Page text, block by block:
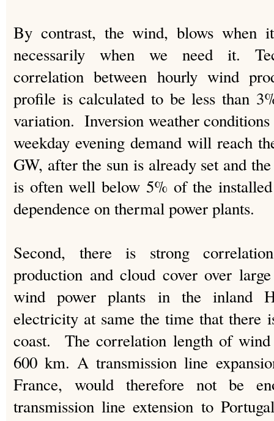
By contrast, the wind, blows when
necessarily when we need it.
correlation between hourly wind
profile is calculated to be less than
variation. Inversion weather
weekday evening demand will reach
GW, after the sun is already set and
is often well below 5% of the
dependence on thermal power plants.
Second, there is strong
production and cloud cover over
wind power plants in the inland
electricity at same the time that
coast. The correlation length of
600 km. A transmission line
France, would therefore not be
transmission line extension to